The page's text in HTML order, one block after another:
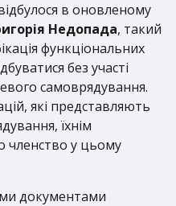
в оновленому
Недопада, такий
функціональних
без участі
самоврядування.
які представляють
їхнім
членство у цьому
документами